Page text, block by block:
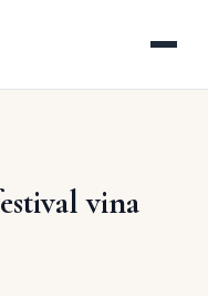
vina